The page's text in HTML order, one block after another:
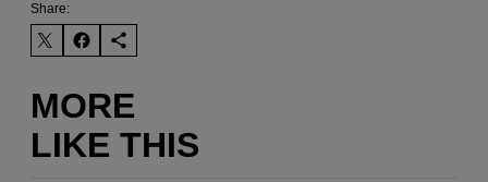
Share:
MORE
LIKE THIS